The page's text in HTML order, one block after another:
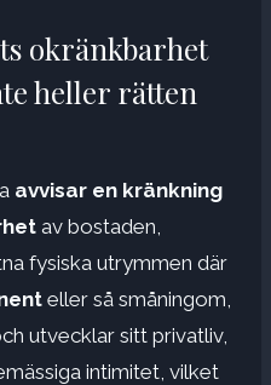
okränkbarhet
heller rätten
avvisar en kränkning
av bostaden,
fysiska utrymmen där
eller så småningom,
utvecklar sitt privatliv,
intimitet, vilket